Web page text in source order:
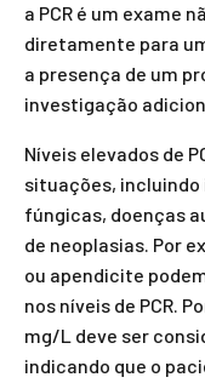
a PCR é um exame
diretamente para
a presença de um
investigação
Níveis elevados de
situações,
fúngicas, doenças
de neoplasias. Por
ou apendicite
nos níveis de PCR.
mg/L deve ser
indicando que o